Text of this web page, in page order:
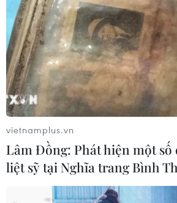
vietnamplus.vn
Lâm Đồng: Phát hiện một số
liệt sỹ tại Nghĩa trang Bình